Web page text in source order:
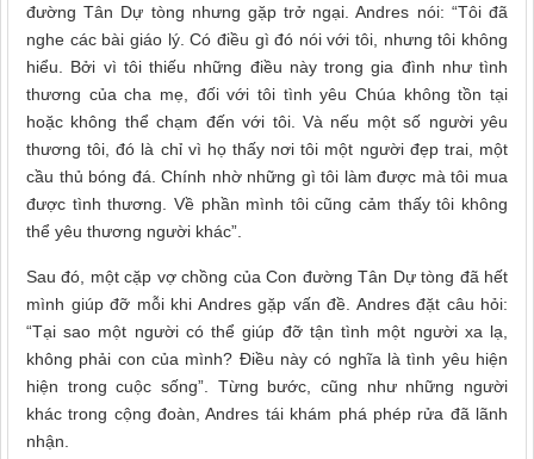
đường Tân Dự tòng nhưng gặp trở ngại. Andres nói: “Tôi đã
nghe các bài giáo lý. Có điều gì đó nói với tôi, nhưng tôi không
hiểu. Bởi vì tôi thiếu những điều này trong gia đình như tình
thương của cha mẹ, đối với tôi tình yêu Chúa không tồn tại
hoặc không thể chạm đến với tôi. Và nếu một số người yêu
thương tôi, đó là chỉ vì họ thấy nơi tôi một người đẹp trai, một
cầu thủ bóng đá. Chính nhờ những gì tôi làm được mà tôi mua
được tình thương. Về phần mình tôi cũng cảm thấy tôi không
thể yêu thương người khác”.
Sau đó, một cặp vợ chồng của Con đường Tân Dự tòng đã hết
mình giúp đỡ mỗi khi Andres gặp vấn đề. Andres đặt câu hỏi:
“Tại sao một người có thể giúp đỡ tận tình một người xa lạ,
không phải con của mình? Điều này có nghĩa là tình yêu hiện
hiện trong cuộc sống”. Từng bước, cũng như những người
khác trong cộng đoàn, Andres tái khám phá phép rửa đã lãnh
nhận.